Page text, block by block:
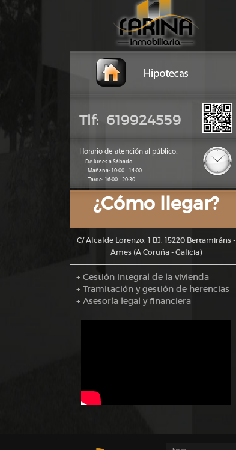
Tlf: 619924559
Horario de atención al público:
De lunes a Sábado
Mañana: 10:00 - 14:00
Tarde: 16:00 - 20:30
¿Cómo llegar?
C/ Alcalde Lorenzo, 1 BJ, 15220 Bertamiráns -
Ames (A Coruña - Galicia)
+ Gestión integral de la vivienda
+ Tramitación y gestión de herencias
+ Asesoría legal y financiera